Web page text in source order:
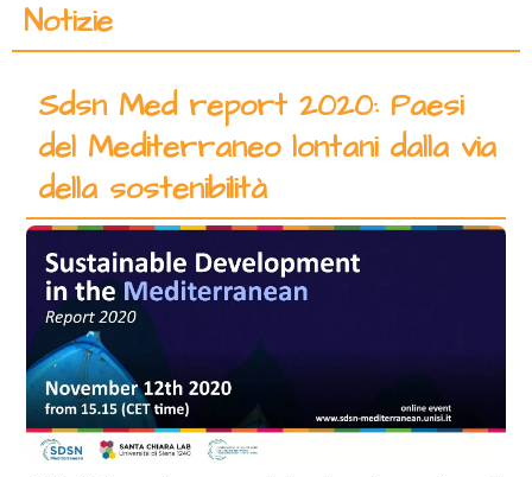
Notizie
Sdsn Med report 2020: Paesi
del Mediterraneo lontani dalla via
della sostenibilità